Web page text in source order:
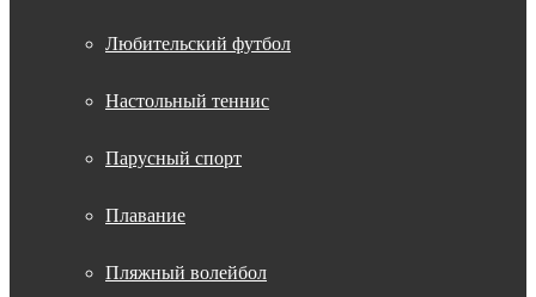
Любительский футбол
Настольный теннис
Парусный спорт
Плавание
Пляжный волейбол